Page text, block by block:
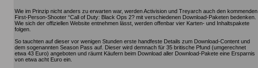
Wie im Prinzip nicht anders zu erwarten war, werden Activision und Treyarch auch den kommenden
First-Person-Shooter “Call of Duty: Black Ops 2? mit verschiedenen Download-Paketen bedenken.
Wie sich der offiziellen Website entnehmen lässt, werden offenbar vier Karten- und Inhaltspakete
folgen.
So tauchten auf dieser vor wenigen Stunden erste handfeste Details zum Download-Content und
dem sogenannten Season Pass auf. Dieser wird demnach für 35 britische Pfund (umgerechnet
etwa 43 Euro) angeboten und räumt Käufern beim Download aller Download-Pakete eine Ersparnis
von etwa acht Euro ein.